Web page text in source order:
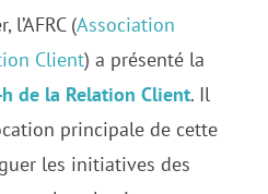
(Association
Client) a présenté la
de la Relation Client. Il
principale de cette
les initiatives des